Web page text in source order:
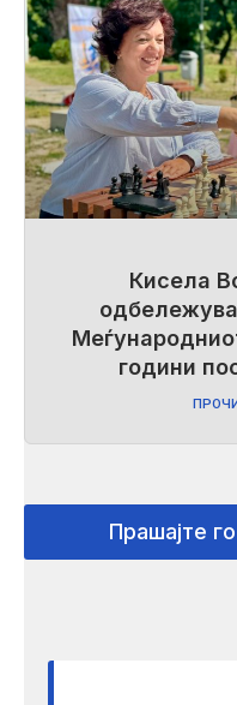
Кисела
години
Прашајте